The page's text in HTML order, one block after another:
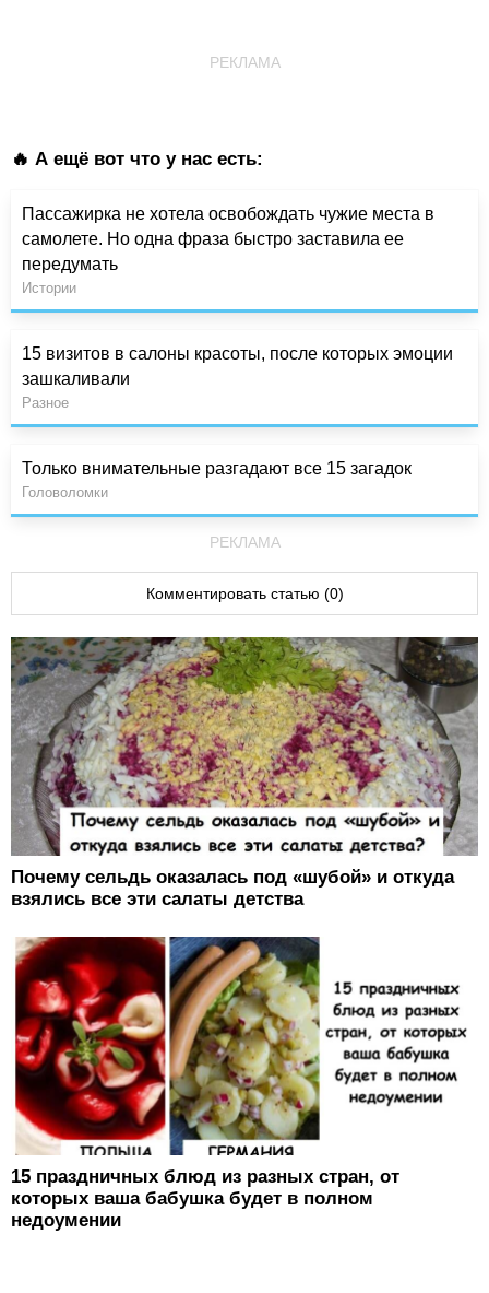
РЕКЛАМА
🔥 А ещё вот что у нас есть:
Пассажирка не хотела освобождать чужие места в
самолете. Но одна фраза быстро заставила ее
передумать
Истории
15 визитов в салоны красоты, после которых эмоции
зашкаливали
Разное
Только внимательные разгадают все 15 загадок
Головоломки
РЕКЛАМА
Комментировать статью (0)
Почему сельдь оказалась под «шубой» и откуда
взялись все эти салаты детства
15 праздничных блюд из разных стран, от
которых ваша бабушка будет в полном
недоумении